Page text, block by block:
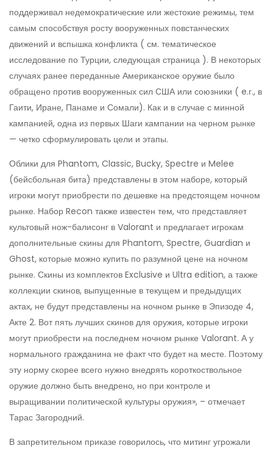
поддерживал недемократические или жестокие режимы, тем
самым способствуя росту вооруженных повстанческих
движений и вспышка конфликта ( см. тематическое
исследование по Турции, следующая страница ). В некоторых
случаях ранее переданные Американское оружие было
обращено против вооруженных сил США или союзники ( e.г., в
Гаити, Иране, Панаме и Сомали). Как и в случае с минной
кампанией, одна из первых Шаги кампании на черном рынке
— четко сформулировать цели и этапы.
Облики для Phantom, Classic, Bucky, Spectre и Melee
(бейсбольная бита) представлены в этом наборе, который
игроки могут приобрести по дешевке на предстоящем ночном
рынке. Набор Recon также известен тем, что представляет
культовый нож-балисонг в Valorant и предлагает игрокам
дополнительные скины для Phantom, Spectre, Guardian и
Ghost, которые можно купить по разумной цене на ночном
рынке. Скины из комплектов Exclusive и Ultra edition, а также
коллекции скинов, выпущенные в текущем и предыдущих
актах, не будут представлены на ночном рынке в Эпизоде ​​4,
Акте 2. Вот пять лучших скинов для оружия, которые игроки
могут приобрести на последнем ночном рынке Valorant. А у
нормального гражданина не факт что будет на месте. Поэтому
эту норму скорее всего нужно внедрять короткоствольное
оружие должно быть внедрено, но при контроле и
выращивании политической культуры оружия», – отмечает
Тарас Загородний.
В запретительном приказе говорилось, что митинг угрожали